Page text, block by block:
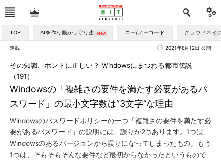
TOP AIを作り動かし守り生かす ロー/ノーコード クラウドネイ
連載 2021年8月12日 公開
Windowsの「複雑さの要件を満たす必要があるパ
スワード」の最小文字数は“3文字”な理由
その知識、ホントに正しい？ Windowsにまつわる都市伝説
（191）
Windowsのパスワードポリシーの一つ「複雑さの要件を満たす必
要があるパスワード」の説明には、誤りが2つあります。1つは、
Windowsのあるバージョンから誤りになってしまったもの。もう
1つは、そもそもそんな要件など最初からなかったというもので